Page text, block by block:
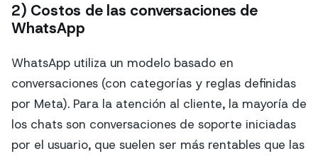
2) Costos de las conversaciones de
WhatsApp
WhatsApp utiliza un modelo basado en
conversaciones (con categorías y reglas definidas
por Meta). Para la atención al cliente, la mayoría de
los chats son conversaciones de soporte iniciadas
por el usuario, que suelen ser más rentables que las